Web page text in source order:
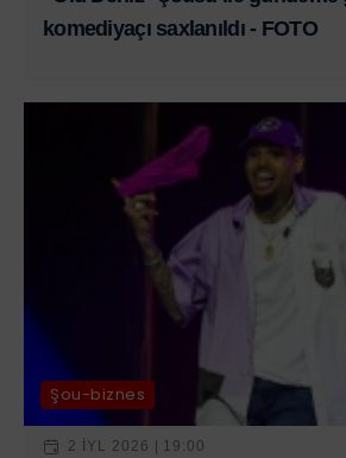
komediyaçı saxlanıldı - FOTO
Şou-biznes
2 IYL 2026 | 19:00